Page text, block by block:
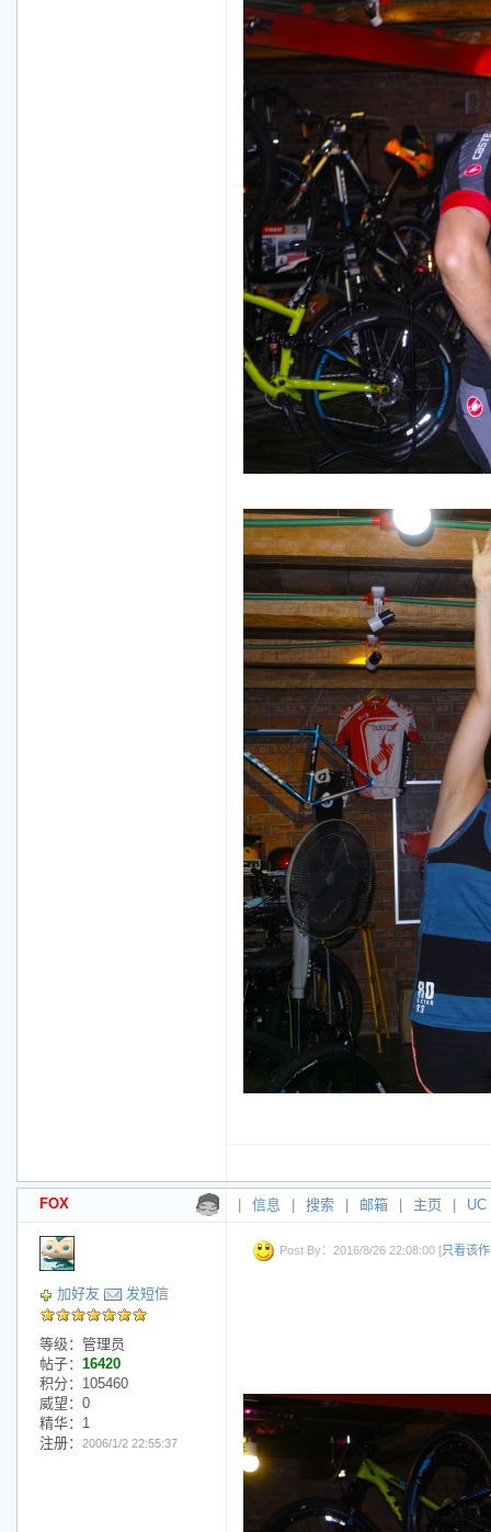
FOX 信息 搜索 邮箱 主页 UC
加好友 发短信
等级：管理员
帖子： 16420
积分：105460
威望：0
精华：1
注册：
2006/1/2 22:55:37
Post By：2016/8/26 22:08:00 [只看该